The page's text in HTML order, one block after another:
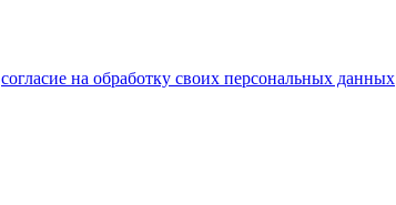
согласие на обработку своих персональных данных